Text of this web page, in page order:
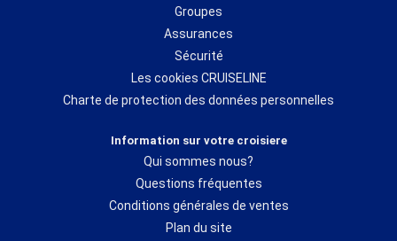
Groupes
Assurances
Sécurité
Les cookies CRUISELINE
Charte de protection des données personnelles
Information sur votre croisiere
Qui sommes nous?
Questions fréquentes
Conditions générales de ventes
Plan du site